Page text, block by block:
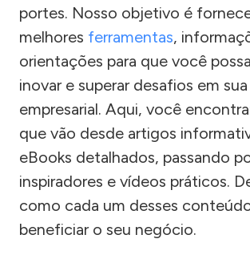
portes. Nosso objetivo é
melhores ferramentas,
orientações para que você
inovar e superar desafios em
empresarial. Aqui, você
que vão desde artigos
eBooks detalhados, passando
inspiradores e vídeos práticos.
como cada um desses
beneficiar o seu negócio.